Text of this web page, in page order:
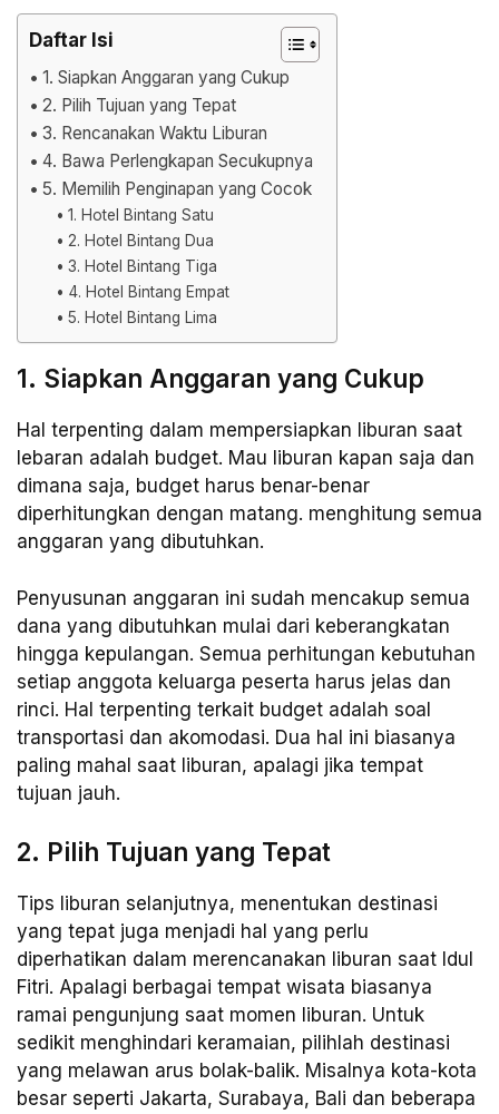
Daftar Isi
1. Siapkan Anggaran yang Cukup
2. Pilih Tujuan yang Tepat
3. Rencanakan Waktu Liburan
4. Bawa Perlengkapan Secukupnya
5. Memilih Penginapan yang Cocok
1. Hotel Bintang Satu
2. Hotel Bintang Dua
3. Hotel Bintang Tiga
4. Hotel Bintang Empat
5. Hotel Bintang Lima
1. Siapkan Anggaran yang Cukup
Hal terpenting dalam mempersiapkan liburan saat
lebaran adalah budget. Mau liburan kapan saja dan
dimana saja, budget harus benar-benar
diperhitungkan dengan matang. menghitung semua
anggaran yang dibutuhkan.
Penyusunan anggaran ini sudah mencakup semua
dana yang dibutuhkan mulai dari keberangkatan
hingga kepulangan. Semua perhitungan kebutuhan
setiap anggota keluarga peserta harus jelas dan
rinci. Hal terpenting terkait budget adalah soal
transportasi dan akomodasi. Dua hal ini biasanya
paling mahal saat liburan, apalagi jika tempat
tujuan jauh.
2. Pilih Tujuan yang Tepat
Tips liburan selanjutnya, menentukan destinasi
yang tepat juga menjadi hal yang perlu
diperhatikan dalam merencanakan liburan saat Idul
Fitri. Apalagi berbagai tempat wisata biasanya
ramai pengunjung saat momen liburan. Untuk
sedikit menghindari keramaian, pilihlah destinasi
yang melawan arus bolak-balik. Misalnya kota-kota
besar seperti Jakarta, Surabaya, Bali dan beberapa